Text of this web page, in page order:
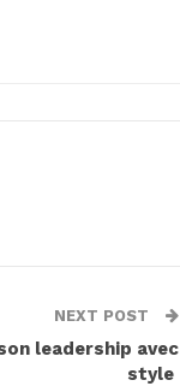
NEXT POST
leadership avec
style